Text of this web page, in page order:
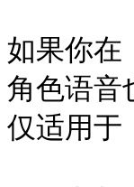
如果你
角色语
仅适用于